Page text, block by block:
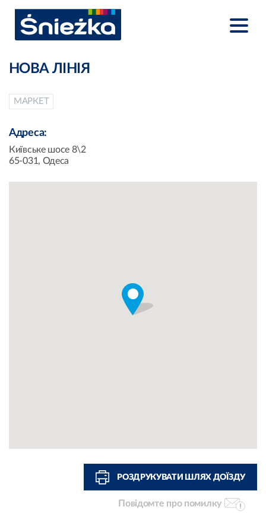
НОВА ЛІНІЯ
МАРКЕТ
Адреса:
Київське шосе 8\2
65-031, Одеса
РОЗДРУКУВАТИ ШЛЯХ ДОЇЗДУ
Повідомте про помилку